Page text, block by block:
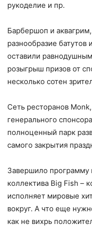
рукоделие и пр.
Барбершоп и
разнообразие
оставили
розыгрыш призов от
несколько сотен
Сеть ресторанов Monk
генерального
полноценный парк
самого закрытия
Завершило программу
коллектива Big Fish –
исполняет мировые
вокруг. А что еще
как не вихрь